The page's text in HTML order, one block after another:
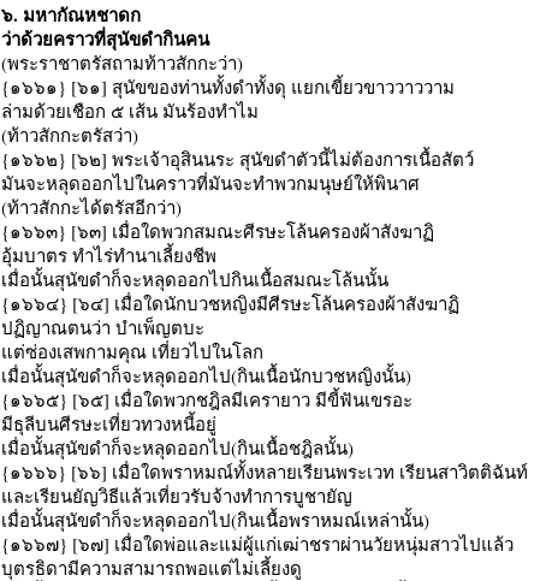
๖. มหากัณหชาดก
ว่าด้วยคราวที่สุนัขดำกินคน
(พระราชาตรัสถามท้าวสักกะว่า)
{๑๖๖๑} [๖๑] สุนัขของท่านทั้งดำทั้งดุ แยกเขี้ยวขาววาววาม
ล่ามด้วยเชือก ๕ เส้น มันร้องทำไม
(ท้าวสักกะตรัสว่า)
{๑๖๖๒} [๖๒] พระเจ้าอุสินนระ สุนัขดำตัวนี้ไม่ต้องการเนื้อสัตว์
มันจะหลุดออกไปในคราวที่มันจะทำพวกมนุษย์ให้พินาศ
(ท้าวสักกะได้ตรัสอีกว่า)
{๑๖๖๓} [๖๓] เมื่อใดพวกสมณะศีรษะโล้นครองผ้าสังฆาฏิ
อุ้มบาตร ทำไร่ทำนาเลี้ยงชีพ
เมื่อนั้นสุนัขดำก็จะหลุดออกไปกินเนื้อสมณะโล้นนั้น
{๑๖๖๔} [๖๔] เมื่อใดนักบวชหญิงมีศีรษะโล้นครองผ้าสังฆาฏิ
ปฏิญาณตนว่า บำเพ็ญตบะ
แต่ซ่องเสพกามคุณ เที่ยวไปในโลก
เมื่อนั้นสุนัขดำก็จะหลุดออกไป(กินเนื้อนักบวชหญิงนั้น)
{๑๖๖๕} [๖๕] เมื่อใดพวกชฎิลมีเครายาว มีขี้ฟันเขรอะ
มีธุลีบนศีรษะเที่ยวทวงหนี้อยู่
เมื่อนั้นสุนัขดำก็จะหลุดออกไป(กินเนื้อชฎิลนั้น)
{๑๖๖๖} [๖๖] เมื่อใดพราหมณ์ทั้งหลายเรียนพระเวท เรียนสาวิตติฉันท์
และเรียนยัญวิธีแล้วเที่ยวรับจ้างทำการบูชายัญ
เมื่อนั้นสุนัขดำก็จะหลุดออกไป(กินเนื้อพราหมณ์เหล่านั้น)
{๑๖๖๗} [๖๗] เมื่อใดพ่อและแม่ผู้แก่เฒ่าชราผ่านวัยหนุ่มสาวไปแล้ว
บุตรธิดามีความสามารถพอแต่ไม่เลี้ยงดู